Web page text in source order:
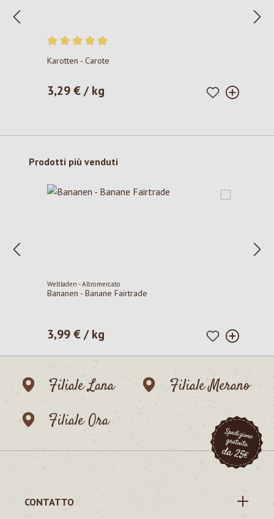
Valutazione media di 5 su 5 stelle
Karotten - Carote
Prezzo normale:
3,29 € / kg
Salta la galleria dei prodotti
Prodotti più venduti
Weltladen - Altromercato
Bananen - Banane Fairtrade
Prezzo normale:
3,99 € / kg
Filiale Lana
Filiale Merano
Filiale Ora
CONTATTO